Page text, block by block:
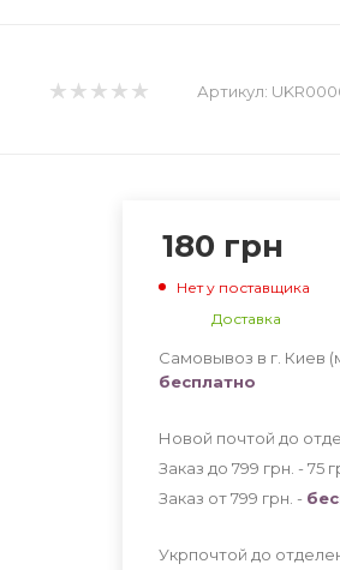
Артикул:
180 грн
Нет у поставщика
Доставка
Самовывоз в г. Киев
бесплатно
Новой почтой до
Заказ до 799 грн. - 75
Заказ от 799 грн. -
Укрпочтой до